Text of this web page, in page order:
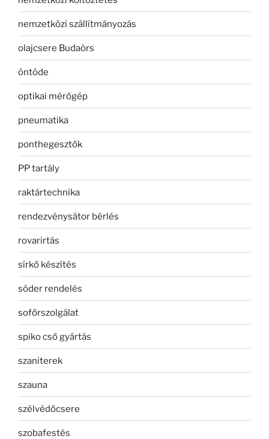
nemzetközi szállítmányozás
olajcsere Budaörs
öntöde
optikai mérőgép
pneumatika
ponthegesztők
PP tartály
raktártechnika
rendezvénysátor bérlés
rovarirtás
sírkő készítés
sóder rendelés
sofőrszolgálat
spiko cső gyártás
szaniterek
szauna
szélvédőcsere
szobafestés